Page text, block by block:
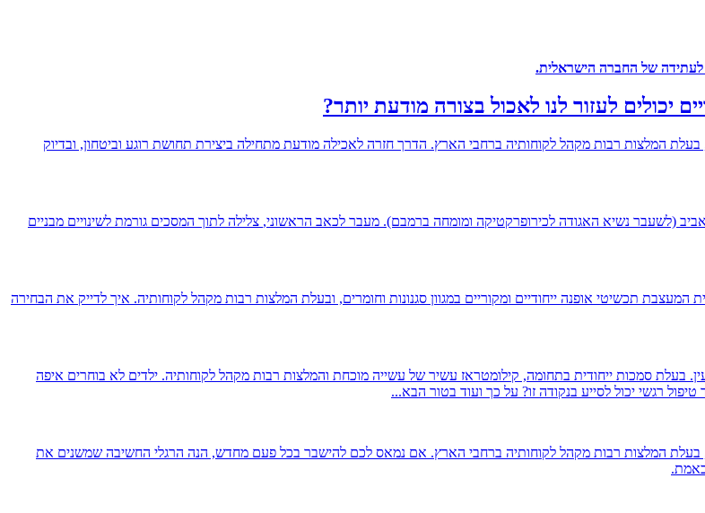
לעתידה של החברה הישראלית.
לעזור לנו לאכול בצורה מודעת יותר?
המלצות רבות מקהל לקוחותיה ברחבי הארץ. הדרך חזרה לאכילה מודעת מתחילה ביצירת תחושת רוגע וביטחון, ובדיוק
(לשעבר נשיא האגודה לכירופרקטיקה ומומחה ברמבם). מעבר לכאב הראשוני, צלילה לתוך המסכים גורמת לשינויים מבניים
תכשיטי אופנה ייחודיים ומקוריים במגוון סגנונות וחומרים, ובעלת המלצות רבות מקהל לקוחותיה. איך לדייק את הבחירה
בעלת סמכות ייחודית בתחומה, קילומטראז עשיר של עשייה מוכחת והמלצות רבות מקהל לקוחותיה. ילדים לא בוחרים איפה
רגשי יכול לסייע בנקודה זו? על כך ועוד בטור הבא...
בעלת המלצות רבות מקהל לקוחותיה ברחבי הארץ. אם נמאס לכם להישבר בכל פעם מחדש, הנה הרגלי החשיבה שמשנים את